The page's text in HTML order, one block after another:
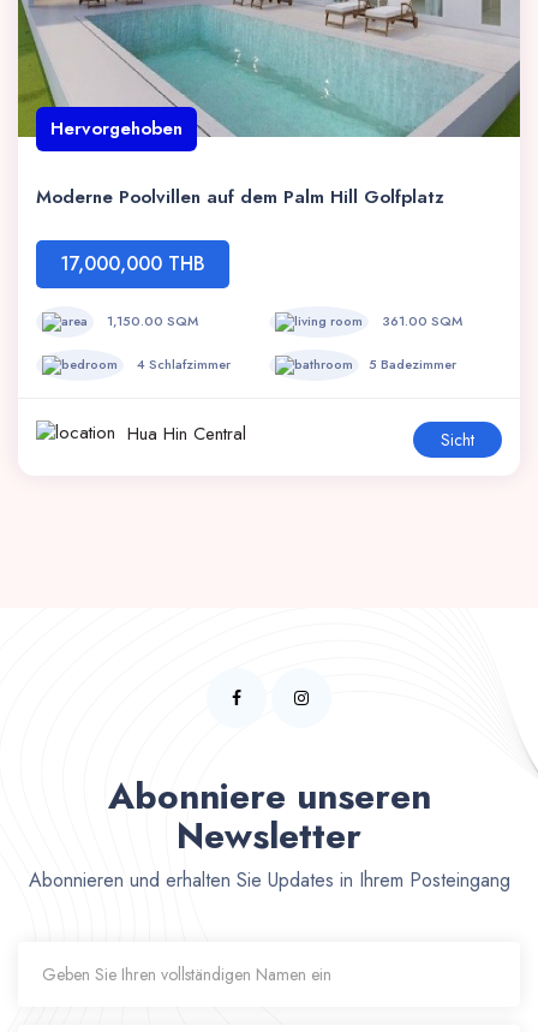
Hervorgehoben
Moderne Poolvillen auf dem Palm Hill Golfplatz
17,000,000 THB
1,150.00 SQM 361.00 SQM
4 Schlafzimmer 5 Badezimmer
Hua Hin Central Sicht
Abonniere unseren
Newsletter
Abonnieren und erhalten Sie Updates in Ihrem Posteingang